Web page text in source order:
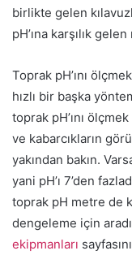
birlikte gelen
pH’ına karşılık
Toprak pH’ını
hızlı bir başka
toprak pH’ını
ve kabarcıkların
yakından bakın.
yani pH’ı 7’den
toprak pH metre de
dengeleme için
ekipmanları